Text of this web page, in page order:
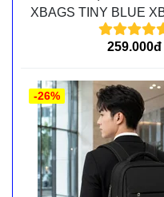
XBAGS TINY BLUE
CHO CÁC BÉ
259.000đ
-26%